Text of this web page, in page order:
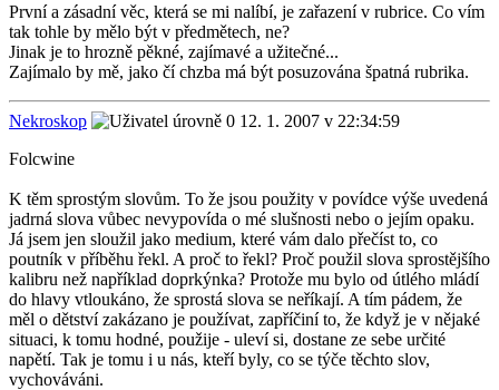
První a zásadní věc, která se mi nalíbí, je zařazení v rubrice. Co vím
tak tohle by mělo být v předmětech, ne?
Jinak je to hrozně pěkné, zajímavé a užitečné...
Zajímalo by mě, jako čí chzba má být posuzována špatná rubrika.
Nekroskop
12. 1. 2007 v 22:34:59
Folcwine
K těm sprostým slovům. To že jsou použity v povídce výše uvedená
jadrná slova vůbec nevypovída o mé slušnosti nebo o jejím opaku.
Já jsem jen sloužil jako medium, které vám dalo přečíst to, co
poutník v příběhu řekl. A proč to řekl? Proč použil slova sprostějšího
kalibru než například doprkýnka? Protože mu bylo od útlého mládí
do hlavy vtloukáno, že sprostá slova se neříkají. A tím pádem, že
měl o dětství zakázano je používat, zapříčiní to, že když je v nějaké
situaci, k tomu hodné, použije - uleví si, dostane ze sebe určité
napětí. Tak je tomu i u nás, kteří byly, co se týče těchto slov,
vychováváni.